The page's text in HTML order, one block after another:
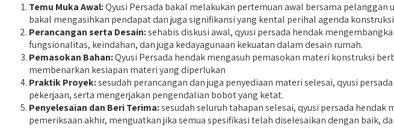
Temu Muka Awal:Qyusi Persada bakal melakukan pertemuan awal bersama
bakal mengasihkan pendapat dan juga signifikansi yang kental perihal agenda
Perancangan serta Desain:sehabis diskusi awal, qyusi persada hendak
fungsionalitas, keindahan, dan juga kedayagunaan kekuatan dalam desain rumah.
Pemasokan Bahan:Qyusi Persada hendak mengasuh pemasokan materi konstruksi
membenarkan kesiapan materi yang diperlukan
Praktik Proyek:sesudah perancangan dan juga penyediaan materi selesai, qyusi
pekerjaan, serta mengerjakan pengendalian bobot yang ketat.
Penyelesaian dan Beri Terima:sesudah seluruh tahapan selesai, qyusi persada
pemeriksaan akhir, menguatkan jika semua spesifikasi telah diselesaikan dengan baik,